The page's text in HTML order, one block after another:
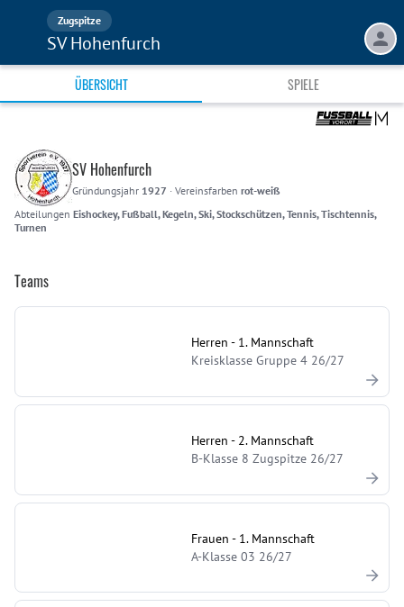
Zugspitze
SV Hohenfurch
ÜBERSICHT SPIELE
SV Hohenfurch
Gründungsjahr 1927 · Vereinsfarben rot-weiß
Abteilungen Eishockey, Fußball, Kegeln, Ski, Stockschützen, Tennis, Tischtennis,
Turnen
Teams
Herren - 1. Mannschaft
Kreisklasse Gruppe 4 26/27
Herren - 2. Mannschaft
B-Klasse 8 Zugspitze 26/27
Frauen - 1. Mannschaft
A-Klasse 03 26/27